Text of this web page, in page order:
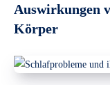
Auswirkungen
Körper